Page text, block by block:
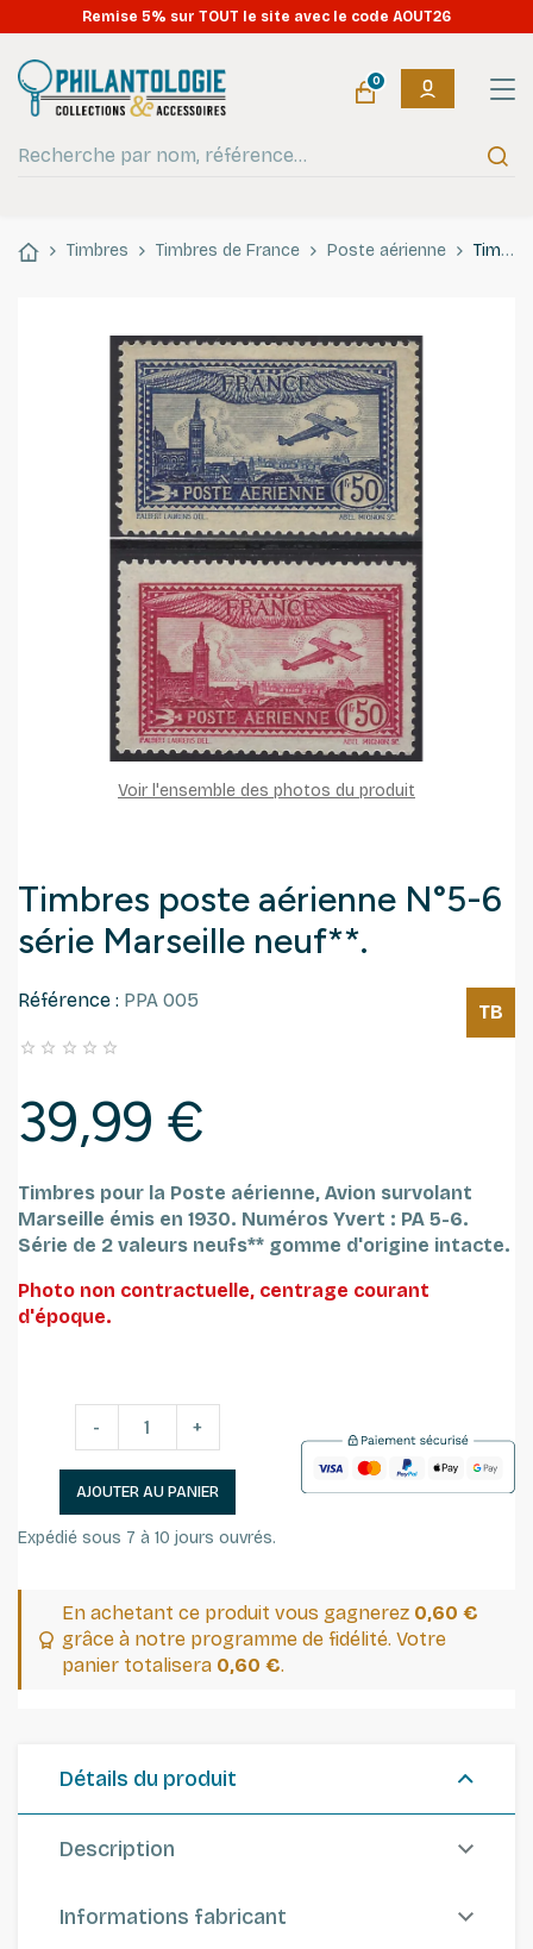
Remise 5% sur TOUT le site avec le code AOUT26
0
Timbres Timbres de France Poste aérienne Timbres poste aérienne N°5-6 série Marseille neuf**.
Voir l'ensemble des photos du produit
Timbres poste aérienne N°5-6
série Marseille neuf**.
Référence : PPA 005
TB
    
39,99 €
Timbres pour la Poste aérienne, Avion survolant
Marseille émis en 1930. Numéros Yvert : PA 5-6.
Série de 2 valeurs neufs** gomme d'origine intacte.
Photo non contractuelle, centrage courant
d'époque.
- +
AJOUTER AU PANIER
Expédié sous 7 à 10 jours ouvrés.
En achetant ce produit vous gagnerez 0,60 €
grâce à notre programme de fidélité. Votre
panier totalisera 0,60 €.
Détails du produit
Description
Informations fabricant